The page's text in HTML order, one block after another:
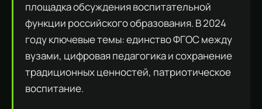
площадка обсуждения воспитательной
функции российского образования. В 2024
году ключевые темы: единство ФГОС между
вузами, цифровая педагогика и сохранение
традиционных ценностей, патриотическое
воспитание.